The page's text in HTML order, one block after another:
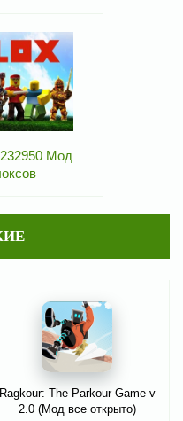
Мод
Ragkour: The Parkour Game v
2.0 (Мод все открыто)